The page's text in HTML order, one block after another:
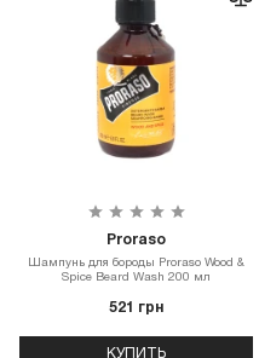
Proraso
Шампунь для бороды Proraso Wood &
Spice Beard Wash 200 мл
521 грн
КУПИТЬ